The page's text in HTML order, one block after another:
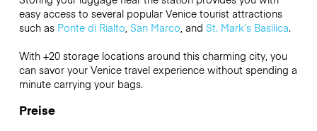
easy access to several popular Venice tourist attractions
such as Ponte di Rialto, San Marco, and St. Mark’s Basilica.
With +20 storage locations around this charming city, you
can savor your Venice travel experience without spending a
minute carrying your bags.
Preise